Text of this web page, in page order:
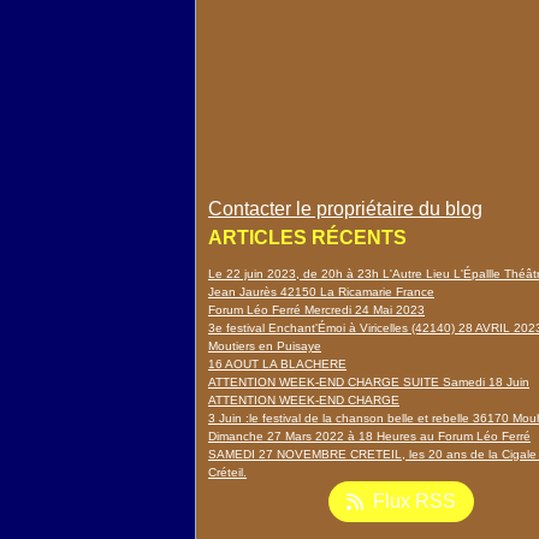
Contacter le propriétaire du blog
ARTICLES RÉCENTS
Le 22 juin 2023, de 20h à 23h L'Autre Lieu L'Épallle
Jean Jaurès 42150 La Ricamarie France
Forum Léo Ferré Mercredi 24 Mai 2023
3e festival Enchant'Émoi à Viricelles (42140) 28 AVRIL
Moutiers en Puisaye
16 AOUT LA BLACHERE
ATTENTION WEEK-END CHARGE SUITE Samedi 18 Juin
ATTENTION WEEK-END CHARGE
3 Juin :le festival de la chanson belle et rebelle 36170
Dimanche 27 Mars 2022 à 18 Heures au Forum Léo Ferré
SAMEDI 27 NOVEMBRE CRETEIL, les 20 ans de la
Créteil.
Flux RSS